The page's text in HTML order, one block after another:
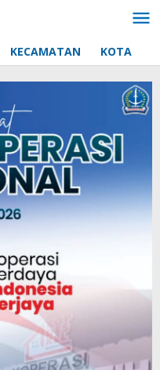
KECAMATAN KOTA